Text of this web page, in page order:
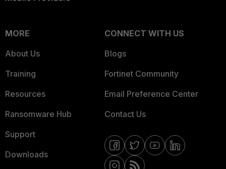
MORE
About Us
Training
Resources
Ransomware Hub
Support
Downloads
CONNECT WITH US
Blogs
Fortinet Community
Email Preference Center
Contact Us